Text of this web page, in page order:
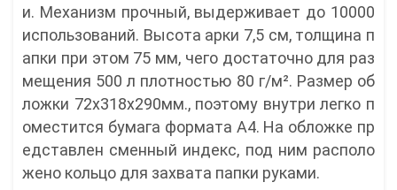
и. Механизм прочный, выдерживает до 10000
использований. Высота арки 7,5 см, толщина п
апки при этом 75 мм, чего достаточно для раз
мещения 500 л плотностью 80 г/м². Размер об
ложки 72х318х290мм., поэтому внутри легко п
оместится бумага формата А4. На обложке пр
едставлен сменный индекс, под ним располо
жено кольцо для захвата папки руками.